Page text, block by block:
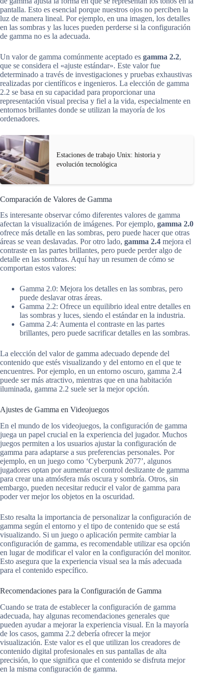
pantalla. Esto es esencial porque nuestros ojos no perciben la
luz de manera lineal. Por ejemplo, en una imagen, los detalles
en las sombras y las luces pueden perderse si la configuración
de gamma no es la adecuada.
Un valor de gamma comúnmente aceptado es gamma 2.2,
que se considera el «ajuste estándar». Este valor fue
determinado a través de investigaciones y pruebas exhaustivas
realizadas por científicos e ingenieros. La elección de gamma
2.2 se basa en su capacidad para proporcionar una
representación visual precisa y fiel a la vida, especialmente en
entornos brillantes donde se utilizan la mayoría de los
ordenadores.
Estaciones de trabajo Unix: historia y
evolución tecnológica
Comparación de Valores de Gamma
Es interesante observar cómo diferentes valores de gamma
afectan la visualización de imágenes. Por ejemplo, gamma 2.0
ofrece más detalle en las sombras, pero puede hacer que otras
áreas se vean deslavadas. Por otro lado, gamma 2.4 mejora el
contraste en las partes brillantes, pero puede perder algo de
detalle en las sombras. Aquí hay un resumen de cómo se
comportan estos valores:
Gamma 2.0: Mejora los detalles en las sombras, pero
puede deslavar otras áreas.
Gamma 2.2: Ofrece un equilibrio ideal entre detalles en
las sombras y luces, siendo el estándar en la industria.
Gamma 2.4: Aumenta el contraste en las partes
brillantes, pero puede sacrificar detalles en las sombras.
La elección del valor de gamma adecuado depende del
contenido que estés visualizando y del entorno en el que te
encuentres. Por ejemplo, en un entorno oscuro, gamma 2.4
puede ser más atractivo, mientras que en una habitación
iluminada, gamma 2.2 suele ser la mejor opción.
Ajustes de Gamma en Videojuegos
En el mundo de los videojuegos, la configuración de gamma
juega un papel crucial en la experiencia del jugador. Muchos
juegos permiten a los usuarios ajustar la configuración de
gamma para adaptarse a sus preferencias personales. Por
ejemplo, en un juego como ‘Cyberpunk 2077’, algunos
jugadores optan por aumentar el control deslizante de gamma
para crear una atmósfera más oscura y sombría. Otros, sin
embargo, pueden necesitar reducir el valor de gamma para
poder ver mejor los objetos en la oscuridad.
Esto resalta la importancia de personalizar la configuración de
gamma según el entorno y el tipo de contenido que se está
visualizando. Si un juego o aplicación permite cambiar la
configuración de gamma, es recomendable utilizar esa opción
en lugar de modificar el valor en la configuración del monitor.
Esto asegura que la experiencia visual sea la más adecuada
para el contenido específico.
Recomendaciones para la Configuración de Gamma
Cuando se trata de establecer la configuración de gamma
adecuada, hay algunas recomendaciones generales que
pueden ayudar a mejorar la experiencia visual. En la mayoría
de los casos, gamma 2.2 debería ofrecer la mejor
visualización. Este valor es el que utilizan los creadores de
contenido digital profesionales en sus pantallas de alta
precisión, lo que significa que el contenido se disfruta mejor
en la misma configuración de gamma.